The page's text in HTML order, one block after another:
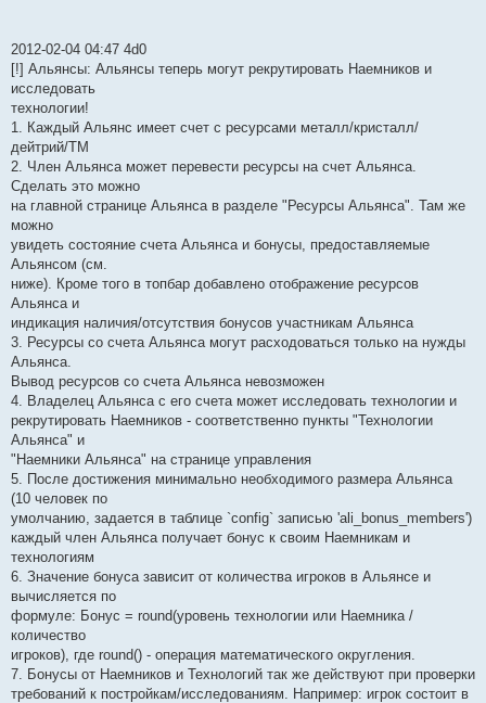
2012-02-04 04:47 4d0
[!] Альянсы: Альянсы теперь могут рекрутировать Наемников и
исследовать
технологии!
1. Каждый Альянс имеет счет с ресурсами металл/кристалл/
дейтрий/ТМ
2. Член Альянса может перевести ресурсы на счет Альянса.
Сделать это можно
на главной странице Альянса в разделе "Ресурсы Альянса". Там же
можно
увидеть состояние счета Альянса и бонусы, предоставляемые
Альянсом (см.
ниже). Кроме того в топбар добавлено отображение ресурсов
Альянса и
индикация наличия/отсутствия бонусов участникам Альянса
3. Ресурсы со счета Альянса могут расходоваться только на нужды
Альянса.
Вывод ресурсов со счета Альянса невозможен
4. Владелец Альянса с его счета может исследовать технологии и
рекрутировать Наемников - соответственно пункты "Технологии
Альянса" и
"Наемники Альянса" на странице управления
5. После достижения минимально необходимого размера Альянса
(10 человек по
умолчанию, задается в таблице `config` записью 'ali_bonus_members')
каждый член Альянса получает бонус к своим Наемникам и
технологиям
6. Значение бонуса зависит от количества игроков в Альянсе и
вычисляется по
формуле: Бонус = round(уровень технологии или Наемника /
количество
игроков), где round() - операция математического округления.
7. Бонусы от Наемников и Технологий так же действуют при проверки
требований к постройкам/исследованиям. Например: игрок состоит в